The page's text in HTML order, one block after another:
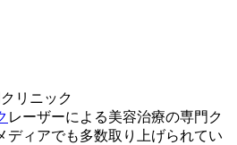
リニック
レーザーによる美容治療の専門ク
ディアでも多数取り上げられてい